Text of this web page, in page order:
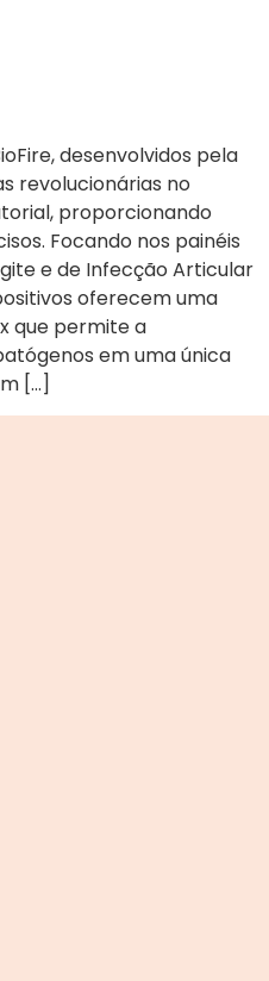
desenvolvidos pela
revolucionárias no
proporcionando
Focando nos painéis
e de Infecção Articular
oferecem uma
que permite a
em uma única
[…]